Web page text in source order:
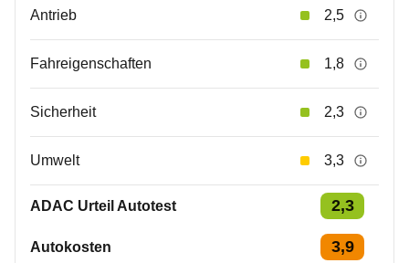
Antrieb 2,5
Fahreigenschaften 1,8
Sicherheit 2,3
Umwelt 3,3
ADAC Urteil Autotest 2,3
Autokosten 3,9